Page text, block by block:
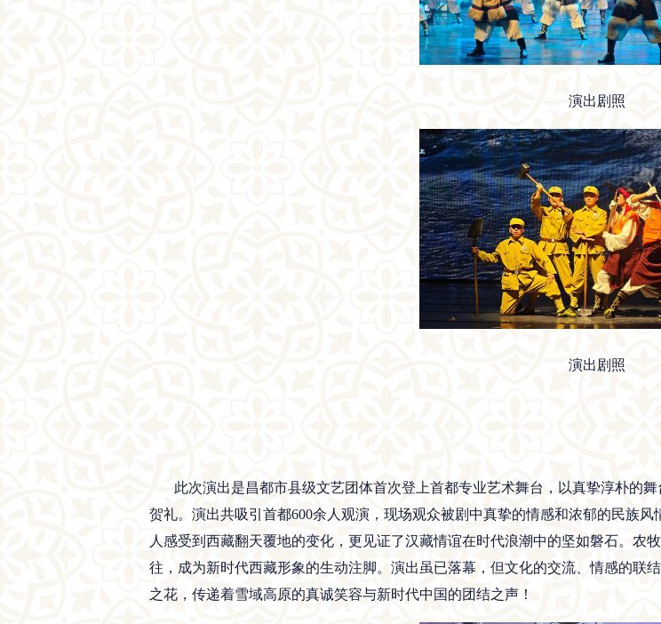
演出剧照
演出剧照
此次演出是昌都市县级文艺团体首次登上首都专业艺术舞台，以真挚淳朴的舞
贺礼。演出共吸引首都600余人观演，现场观众被剧中真挚的情感和浓郁的民族
人感受到西藏翻天覆地的变化，更见证了汉藏情谊在时代浪潮中的坚如磐石。农
往，成为新时代西藏形象的生动注脚。演出虽已落幕，但文化的交流、情感的联
之花，传递着雪域高原的真诚笑容与新时代中国的团结之声！